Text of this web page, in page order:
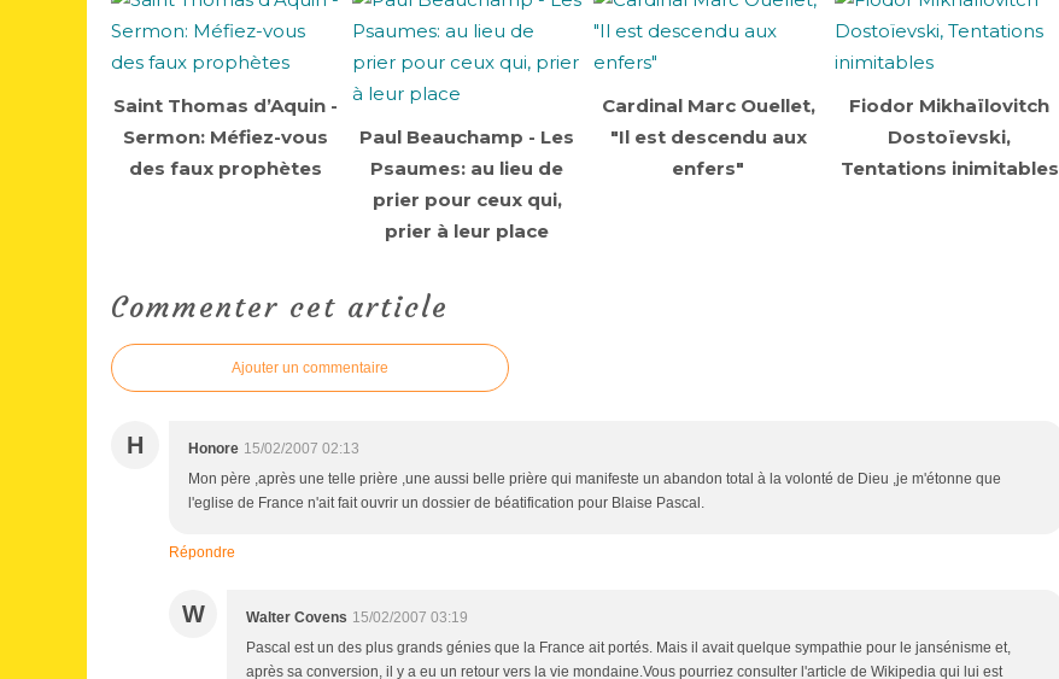
Saint Thomas d’Aquin -
Sermon: Méfiez-vous
des faux prophètes
Paul Beauchamp - Les
Psaumes: au lieu de
prier pour ceux qui,
prier à leur place
Cardinal Marc Ouellet,
"Il est descendu aux
enfers"
Fiodor Mikhaïlovitch
Dostoïevski,
Tentations inimitables
Commenter cet article
Ajouter un commentaire
H Honore 15/02/2007 02:13
Mon père ,après une telle prière ,une aussi belle prière qui manifeste un abandon total à la volonté de Dieu ,je m'étonne que
l'eglise de France n'ait fait ouvrir un dossier de béatification pour Blaise Pascal.
Répondre
W Walter Covens 15/02/2007 03:19
Pascal est un des plus grands génies que la France ait portés. Mais il avait quelque sympathie pour le jansénisme et,
après sa conversion, il y a eu un retour vers la vie mondaine.Vous pourriez consulter l'article de Wikipedia qui lui est